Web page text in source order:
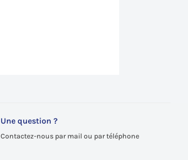
Une question ?
Contactez-nous par mail ou par téléphone